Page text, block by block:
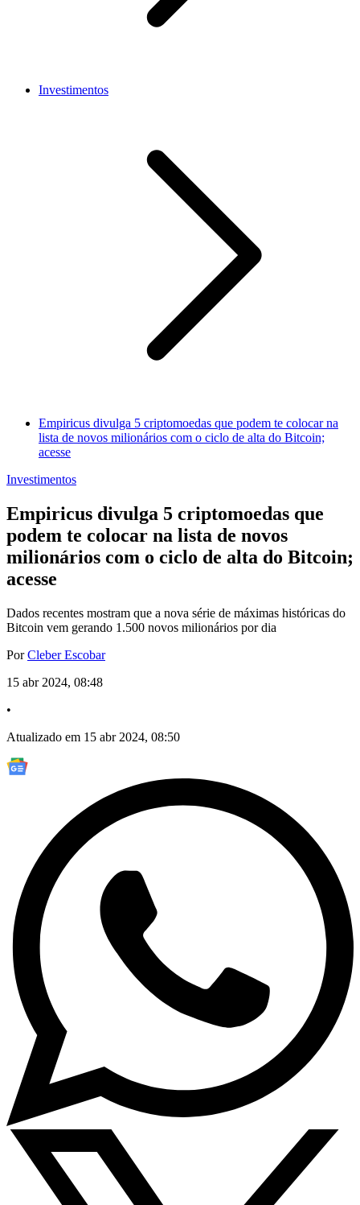
Investimentos
Empiricus divulga 5 criptomoedas que podem te colocar na
lista de novos milionários com o ciclo de alta do Bitcoin;
acesse
Investimentos
Empiricus divulga 5 criptomoedas que
podem te colocar na lista de novos
milionários com o ciclo de alta do Bitcoin;
acesse
Dados recentes mostram que a nova série de máximas históricas do
Bitcoin vem gerando 1.500 novos milionários por dia
PorCleber Escobar
15 abr 2024, 08:48
•
Atualizado em 15 abr 2024, 08:50